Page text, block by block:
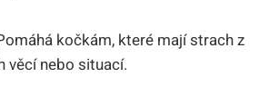
kočkám, které mají strach z
věcí nebo situací.